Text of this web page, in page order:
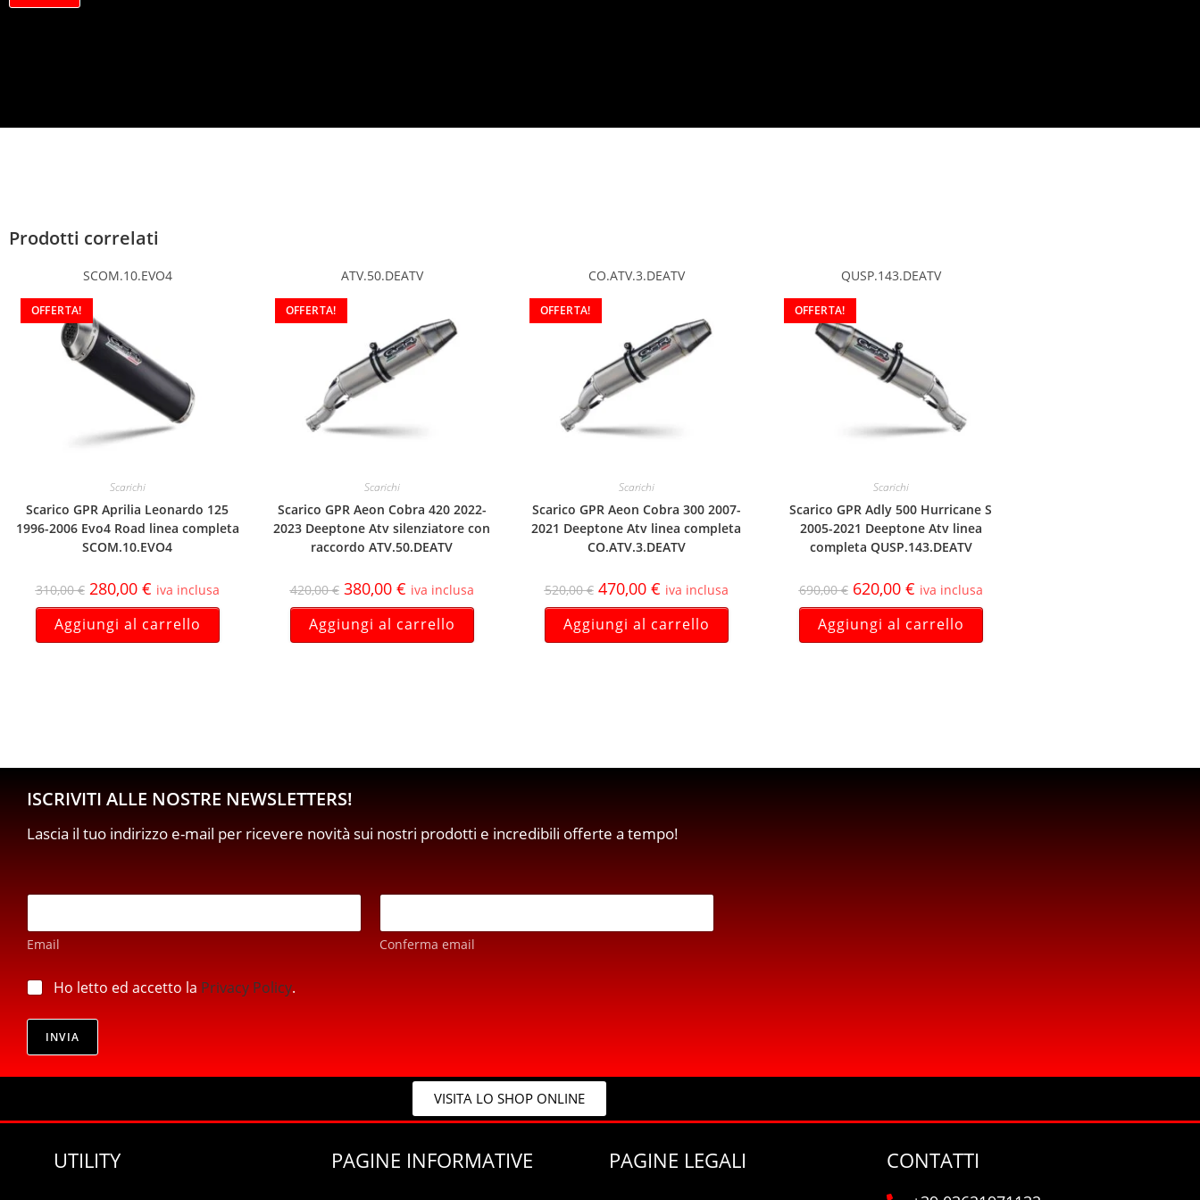
a
Prodotti correlati
SCOM.10.EVO4
OFFERTA!
Scarichi
Scarico GPR Aprilia Leonardo 125
1996-2006 Evo4 Road linea completa
SCOM.10.EVO4
310,00€ 280,00 € iva inclusa
Aggiungi al carrello
ATV.50.DEATV
OFFERTA!
Scarichi
Scarico GPR Aeon Cobra 420 2022-
2023 Deeptone Atv silenziatore con
raccordo ATV.50.DEATV
420,00€ 380,00 € iva inclusa
Aggiungi al carrello
CO.ATV.3.DEATV
OFFERTA!
Scarichi
Scarico GPR Aeon Cobra 300 2007-
2021 Deeptone Atv linea completa
CO.ATV.3.DEATV
520,00€ 470,00 € iva inclusa
Aggiungi al carrello
QUSP.143.DEATV
OFFERTA!
Scarichi
Scarico GPR Adly 500 Hurricane S
2005-2021 Deeptone Atv linea
completa QUSP.143.DEATV
690,00€ 620,00 € iva inclusa
Aggiungi al carrello
ISCRIVITI ALLE NOSTRE NEWSLETTERS!
Lascia il tuo indirizzo e-mail per ricevere novità sui nostri prodotti e incredibili offerte a tempo!
i
E
a
l
E
a
i
*
Email Conferma email
p
i
a
Ho letto ed accetto la Privacy Policy.
INVIA
VISITA LO SHOP ONLINE
UTILITY PAGINE INFORMATIVE PAGINE LEGALI CONTATTI